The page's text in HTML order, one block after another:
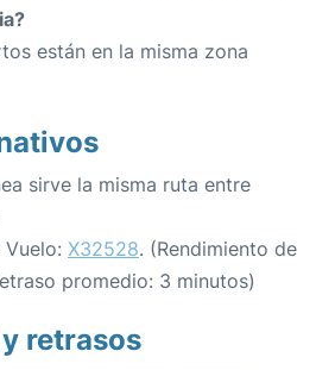
están en la misma zona
sirve la misma ruta entre
X32528. (Rendimiento de
promedio: 3 minutos)
retrasos